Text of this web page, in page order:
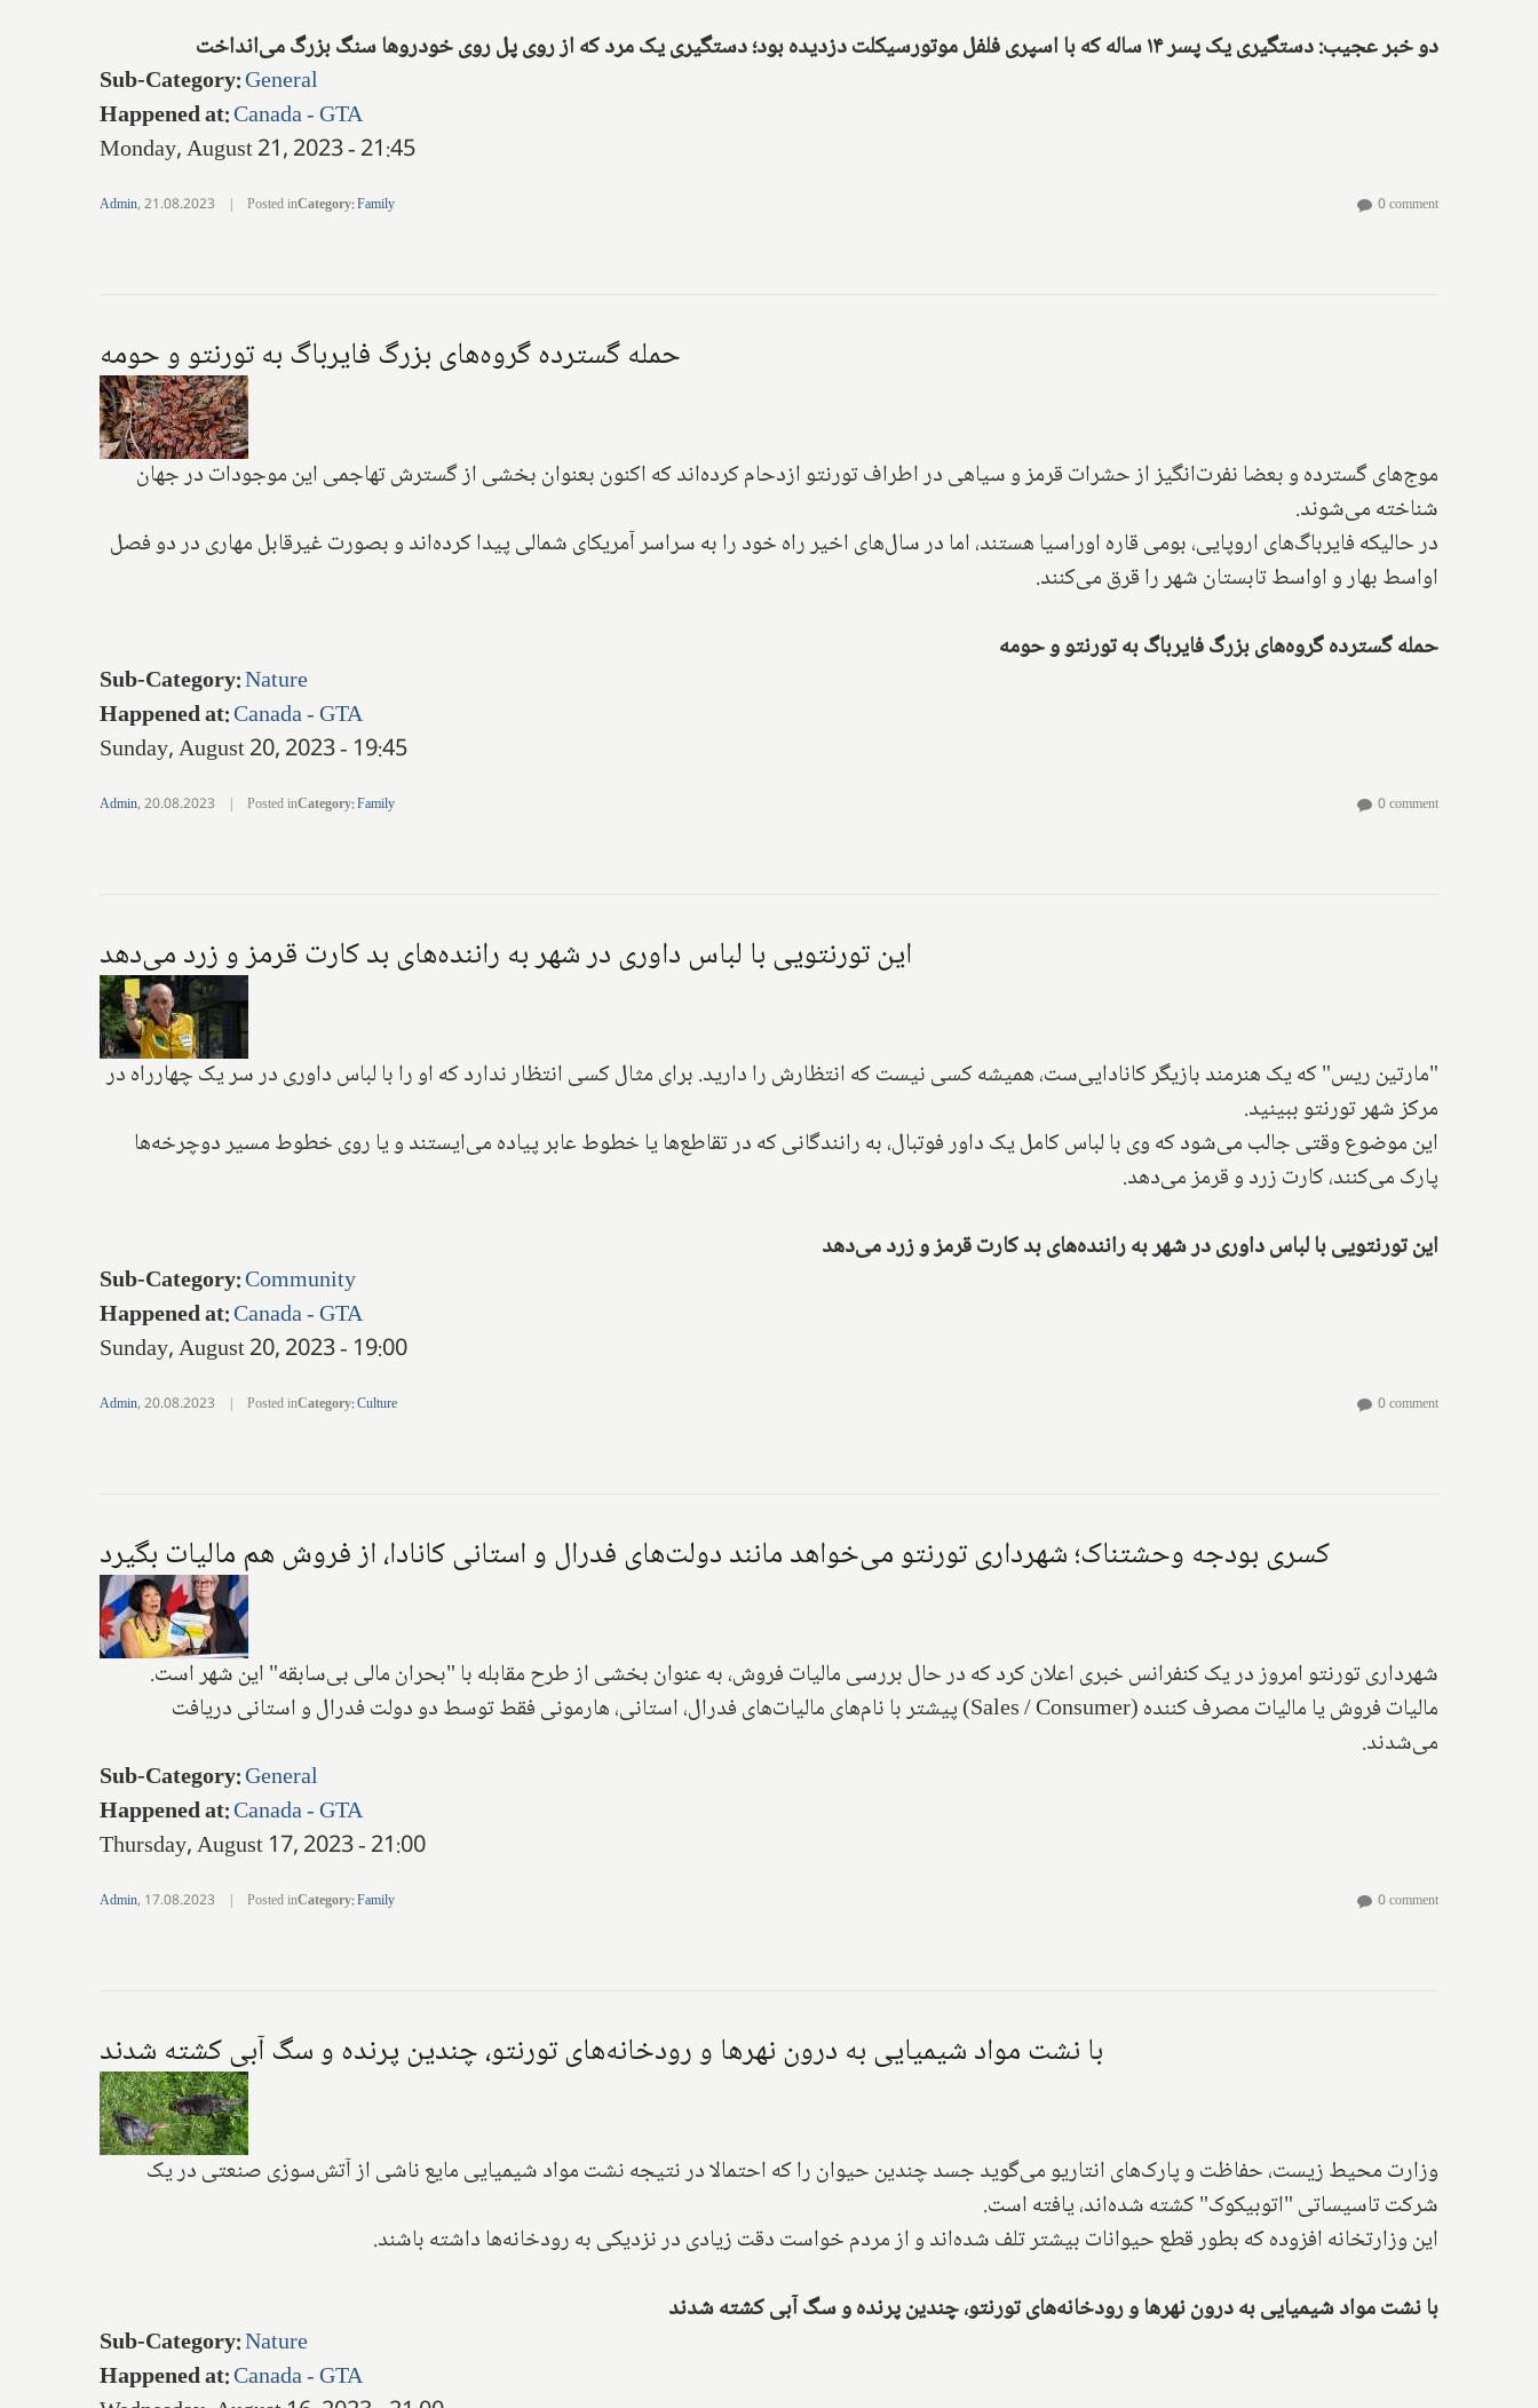
دو خبر عجیب: دستگیری یک پسر ۱۴ ساله که با اسپری فلفل موتورسیکلت دزدیده بود؛ دستگیری یک مرد که از روی پل روی خودروها سنگ بزرگ می‌انداخت
Sub-Category:General
Happened at:Canada - GTA
Monday, August 21, 2023 - 21:45
Admin,21.08.2023 | Posted inCategory:Family 0 comment
حمله گسترده گروه‌های بزرگ فایرباگ به تورنتو و حومه
موج‌های گسترده و بعضا نفرت‌انگیز از حشرات قرمز و سیاهی در اطراف تورنتو ازدحام کرده‌اند که اکنون بعنوان بخشی از گسترش تهاجمی این موجودات در جهان
شناخته می‌شوند.
در حالیکه فایرباگ‌های اروپایی، بومی قاره اوراسیا هستند، اما در سال‌های اخیر راه خود را به سراسر آمریکای شمالی پیدا کرده‌اند و بصورت غیرقابل مهاری در دو فصل
اواسط بهار و اواسط تابستان شهر را قرق می‌کنند.
حمله گسترده گروه‌های بزرگ فایرباگ به تورنتو و حومه
Sub-Category:Nature
Happened at:Canada - GTA
Sunday, August 20, 2023 - 19:45
Admin,20.08.2023 | Posted inCategory:Family 0 comment
این تورنتویی با لباس داوری در شهر به راننده‌های بد کارت قرمز و زرد می‌دهد
"مارتین ریس" که یک هنرمند بازیگر کانادایی‌ست، همیشه کسی نیست که انتظارش را دارید. برای مثال کسی انتظار ندارد که او را با لباس داوری در سر یک چهارراه در
مرکز شهر تورنتو ببینید.
این موضوع وقتی جالب می‌شود که وی با لباس کامل یک داور فوتبال، به رانندگانی که در تقاطع‌ها یا خطوط عابر پیاده می‌ایستند و یا روی خطوط مسیر دوچرخه‌ها
پارک می‌کنند، کارت زرد و قرمز می‌دهد.
این تورنتویی با لباس داوری در شهر به راننده‌های بد کارت قرمز و زرد می‌دهد
Sub-Category:Community
Happened at:Canada - GTA
Sunday, August 20, 2023 - 19:00
Admin,20.08.2023 | Posted inCategory:Culture 0 comment
کسری بودجه وحشتناک؛ شهرداری تورنتو می‌خواهد مانند دولت‌های فدرال و استانی کانادا، از فروش هم مالیات بگیرد
شهرداری تورنتو امروز در یک کنفرانس خبری اعلان کرد که در حال بررسی مالیات فروش، به عنوان بخشی از طرح مقابله با "بحران مالی بی‌سابقه" این شهر است.
مالیات فروش یا مالیات مصرف کننده (Sales / Consumer) پیشتر با نام‌های مالیات‌های فدرال، استانی، هارمونی فقط توسط دو دولت فدرال و استانی دریافت
می‌شدند.
Sub-Category:General
Happened at:Canada - GTA
Thursday, August 17, 2023 - 21:00
Admin, 17.08.2023 | Posted inCategory:Family 0 comment
با نشت مواد شیمیایی به درون نهرها و رودخانه‌های تورنتو، چندین پرنده و سگ آبی کشته شدند
وزارت محیط زیست، حفاظت و پارک‌های انتاریو می‌گوید جسد چندین حیوان را که احتمالا در نتیجه نشت مواد شیمیایی مایع ناشی از آتش‌سوزی صنعتی در یک
شرکت تاسیساتی "اتوبیکوک" کشته شده‌اند، یافته است.
این وزارتخانه افزوده که بطور قطع حیوانات بیشتر تلف شده‌اند و از مردم خواست دقت زیادی در نزدیکی به رودخانه‌ها داشته باشند.
با نشت مواد شیمیایی به درون نهرها و رودخانه‌های تورنتو، چندین پرنده و سگ آبی کشته شدند
Sub-Category:Nature
Happened at:Canada - GTA